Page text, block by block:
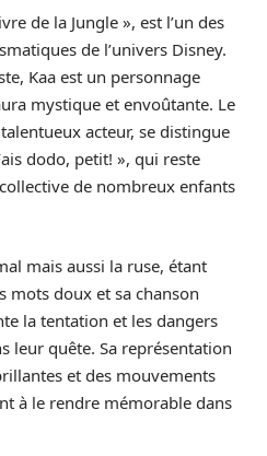
de la Jungle », est l’un des
de l’univers Disney.
Kaa est un personnage
mystique et envoûtante. Le
acteur, se distingue
dodo, petit! », qui reste
de nombreux enfants
mais aussi la ruse, étant
mots doux et sa chanson
la tentation et les dangers
leur quête. Sa représentation
et des mouvements
à le rendre mémorable dans